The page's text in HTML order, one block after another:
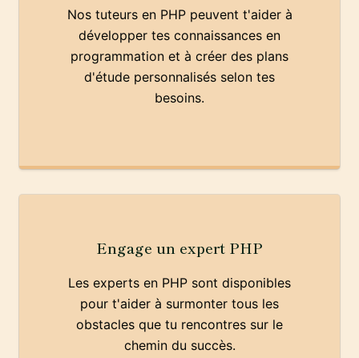
Nos tuteurs en PHP peuvent t'aider à
développer tes connaissances en
programmation et à créer des plans
d'étude personnalisés selon tes
besoins.
Engage un expert PHP
Les experts en PHP sont disponibles
pour t'aider à surmonter tous les
obstacles que tu rencontres sur le
chemin du succès.